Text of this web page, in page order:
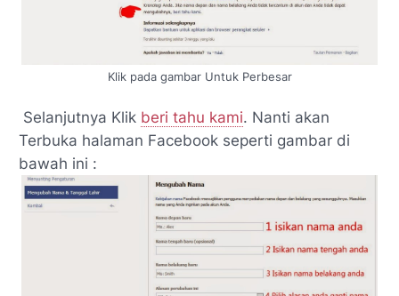
Klik pada gambar Untuk Perbesar
Selanjutnya Klik beri tahu kami. Nanti akan
Terbuka halaman Facebook seperti gambar di
bawah ini :